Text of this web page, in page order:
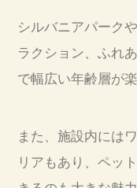
シルバニアパーク
ラクション、ふれ
で幅広い年齢層が
また、施設内には
リアもあり、ペッ